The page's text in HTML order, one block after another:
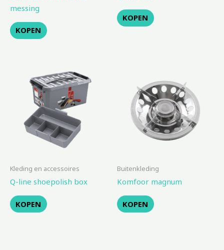
messing
KOPEN
KOPEN
Kleding en accessoires
Q-line shoepolish box
KOPEN
Buitenkleding
Komfoor magnum
KOPEN